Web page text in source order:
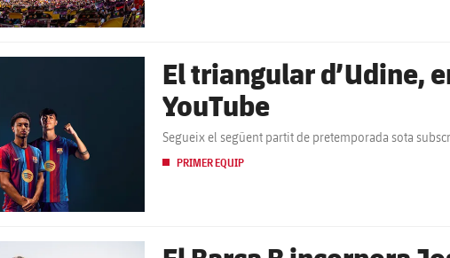
El triangular d’Udine,
YouTube
Segueix el següent partit de pretemporada sota
PRIMER EQUIP